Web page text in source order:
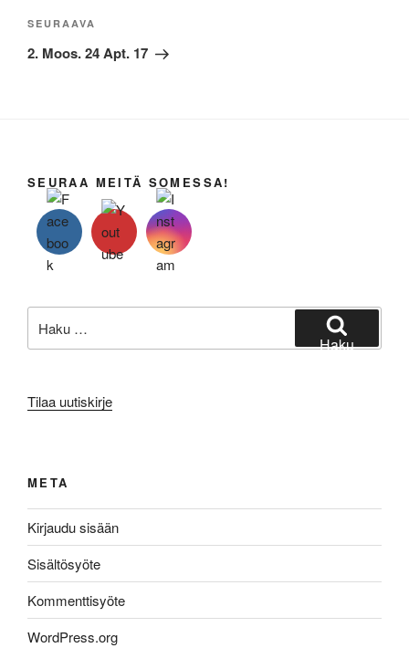
Seuraava
artikkeli
SEURAAVA
2. Moos. 24 Apt. 17
SEURAA MEITÄ SOMESSA!
Haku
Tilaa uutiskirje
META
Kirjaudu sisään
Sisältösyöte
Kommenttisyöte
WordPress.org